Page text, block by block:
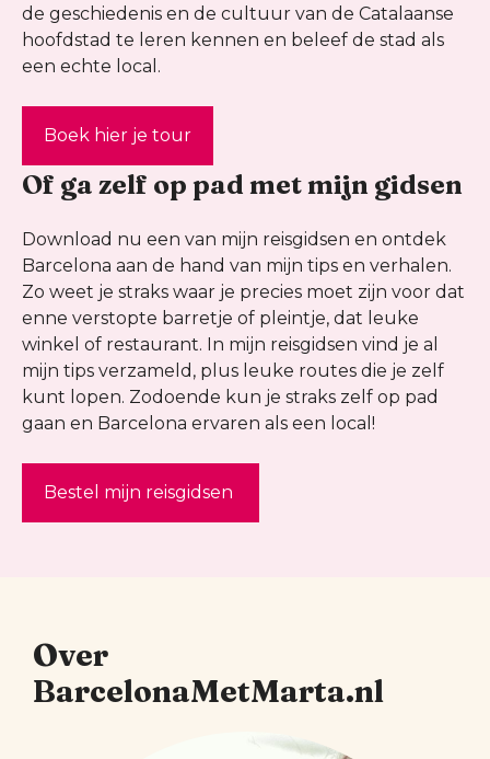
de geschiedenis en de cultuur van de Catalaanse
hoofdstad te leren kennen en beleef de stad als
een echte local.
Boek hier je tour
Of ga zelf op pad met mijn gidsen
Download nu een van mijn reisgidsen en ontdek
Barcelona aan de hand van mijn tips en verhalen.
Zo weet je straks waar je precies moet zijn voor dat
enne verstopte barretje of pleintje, dat leuke
winkel of restaurant. In mijn reisgidsen vind je al
mijn tips verzameld, plus leuke routes die je zelf
kunt lopen. Zodoende kun je straks zelf op pad
gaan en Barcelona ervaren als een local!
Bestel mijn reisgidsen
Over
BarcelonaMetMarta.nl